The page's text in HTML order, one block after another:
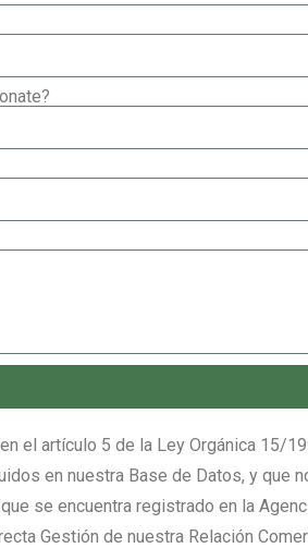
el artículo 5 de la Ley Orgánica 15/
en nuestra Base de Datos, y que
que se encuentra registrado en la
Gestión de nuestra Relación